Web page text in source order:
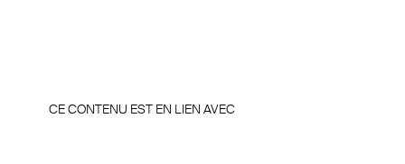
CE CONTENU EST EN LIEN AVEC